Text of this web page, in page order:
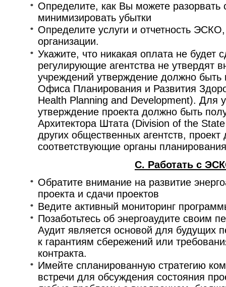
Определите, как Вы можете разорвать
минимизировать убытки
Определите услуги и отчетность
организации.
Укажите, что никакая оплата не будет
регулирующие агентства не утвердят
учреждений утверждение должно быть
Офиса Планирования и Развития
Health Planning and Development). Для
утверждение проекта должно быть
Архитектора Штата (Division of the
других общественных агентств,
соответствующие органы
C. Работать с
Обратите внимание на развитие
проекта и сдачи проектов
Ведите активный мониторинг
Позаботьтесь об энергоаудите своим
Аудит является основой для будущих
к гарантиям сбережений или
контракта.
Имейте спланированную стратегию
встречи для обсуждения состояния